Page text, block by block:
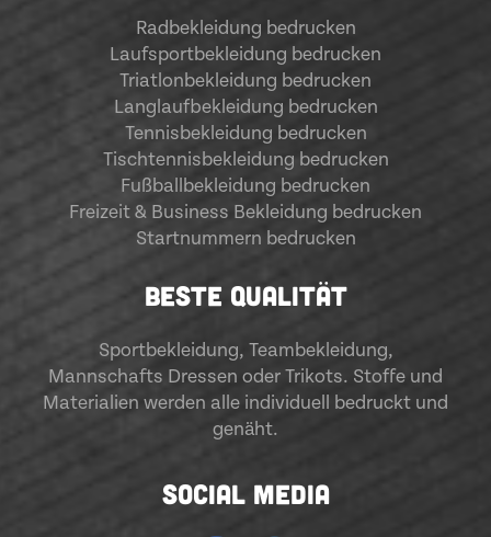
Radbekleidung bedrucken
Laufsportbekleidung bedrucken
Triatlonbekleidung bedrucken
Langlaufbekleidung bedrucken
Tennisbekleidung bedrucken
Tischtennisbekleidung bedrucken
Fußballbekleidung bedrucken
Freizeit & Business Bekleidung bedrucken
Startnummern bedrucken
BESTE QUALITÄT
Sportbekleidung, Teambekleidung,
Mannschafts Dressen oder Trikots. Stoffe und
Materialien werden alle individuell bedruckt und
genäht.
SOCIAL MEDIA